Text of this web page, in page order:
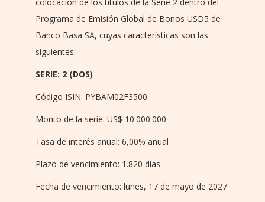
Programa de Emisión Global de Bonos USD5 de
Banco Basa SA, cuyas características son las
siguientes:
SERIE: 2 (DOS)
Código ISIN: PYBAM02F3500
Monto de la serie: US$ 10.000.000
Tasa de interés anual: 6,00% anual
Plazo de vencimiento: 1.820 días
Fecha de vencimiento: lunes, 17 de mayo de 2027